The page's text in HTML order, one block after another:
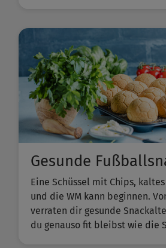
Gesunde
Eine Schüssel mit Chips,
und die WM kann beginnen.
verraten dir gesunde
du genauso fit bleibst wie die